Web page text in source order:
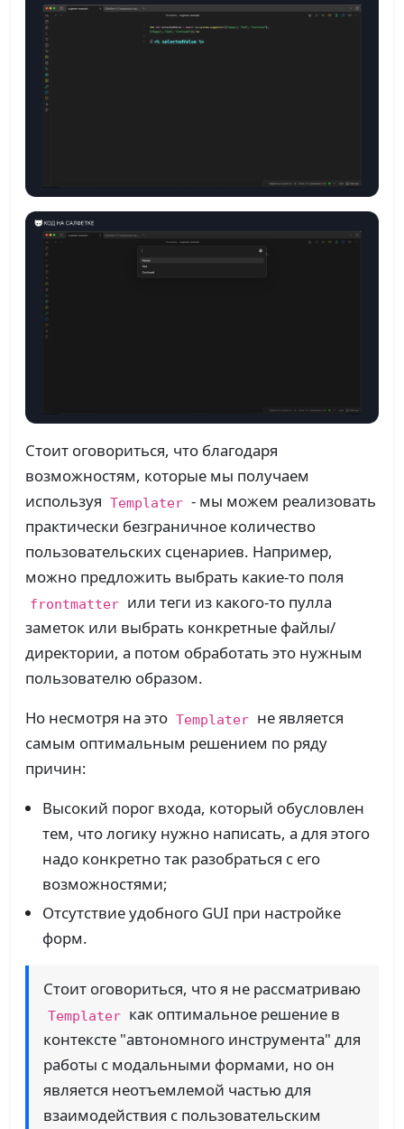
Стоит оговориться, что благодаря
возможностям, которые мы получаем
используя Templater - мы можем реализовать
практически безграничное количество
пользовательских сценариев. Например,
можно предложить выбрать какие-то поля
frontmatter
или теги из какого-то пулла
заметок или выбрать конкретные файлы/
директории, а потом обработать это нужным
пользователю образом.
Но несмотря на это Templater
не является
самым оптимальным решением по ряду
причин:
Высокий порог входа, который обусловлен
тем, что логику нужно написать, а для этого
надо конкретно так разобраться с его
возможностями;
Отсутствие удобного GUI при настройке
форм.
Стоит оговориться, что я не рассматриваю
Templater
как оптимальное решение в
контексте "автономного инструмента" для
работы с модальными формами, но он
является неотъемлемой частью для
взаимодействия с пользовательским